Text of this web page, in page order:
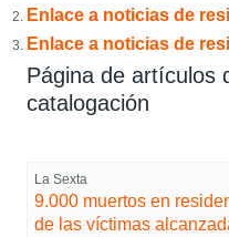
Enlace a noticias de
Enlace a noticias de
Página de artículos
catalogación
La Sexta
9.000 muertos en
de las víctimas